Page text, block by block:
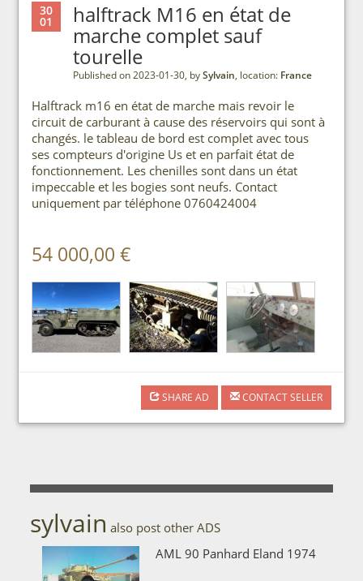
30
01 halftrack M16 en état de
marche complet sauf
tourelle
Published on 2023-01-30, bySylvain, location: France
Halftrack m16 en état de marche mais revoir le
circuit de carburant à cause des réservoirs qui sont à
changés. le tableau de bord est complet avec tous
ses compteurs d'origine Us et en parfait état de
fonctionnement. Les chenilles sont dans un état
impeccable et les bogies sont neufs. Contact
uniquement par téléphone 0760424004
54 000,00 €
SHARE AD CONTACT SELLER
sylvain also post other ADS
AML 90 Panhard Eland 1974